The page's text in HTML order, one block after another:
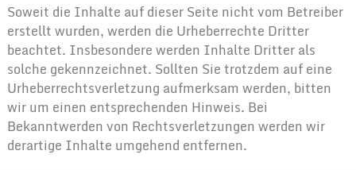
Soweit die Inhalte auf dieser Seite nicht vom Betreiber
erstellt wurden, werden die Urheberrechte Dritter
beachtet. Insbesondere werden Inhalte Dritter als
solche gekennzeichnet. Sollten Sie trotzdem auf eine
Urheberrechtsverletzung aufmerksam werden, bitten
wir um einen entsprechenden Hinweis. Bei
Bekanntwerden von Rechtsverletzungen werden wir
derartige Inhalte umgehend entfernen.